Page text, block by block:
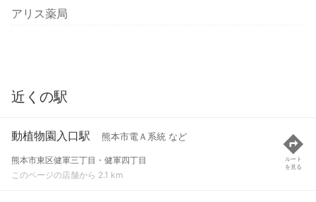
アリス薬局
近くの駅
動植物園入口駅 熊本市電Ａ系統 など
熊本市東区健軍三丁目・健軍四丁目
このページの店舗から 2.1 km
ルート
を見る